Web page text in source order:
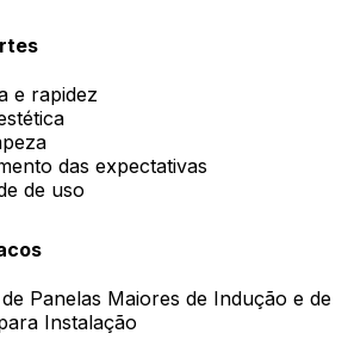
e rapidez
das expectativas
de uso
Panelas Maiores de Indução e de
Instalação